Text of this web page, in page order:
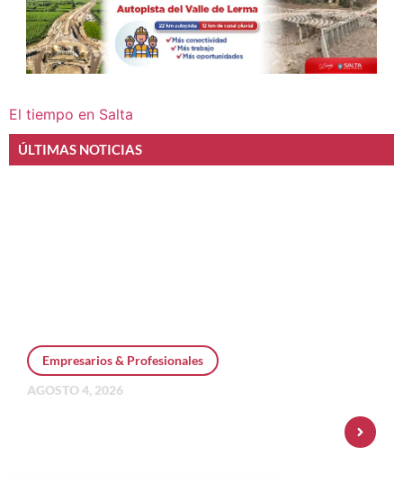
El tiempo en Salta
ÚLTIMAS NOTICIAS
Empresarios & Profesionales
AGOSTO 4, 2026